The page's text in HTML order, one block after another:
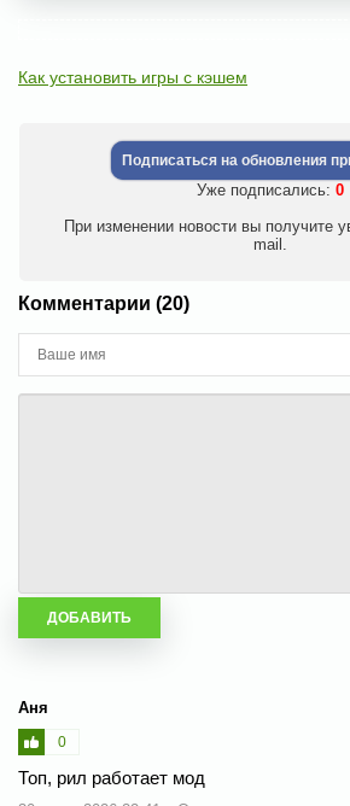
Как установить игры с кэшем
Подписаться на обновления
Уже подписались: 0
При изменении новости вы получите
mail.
Комментарии (20)
Аня
0
Топ, рил работает мод